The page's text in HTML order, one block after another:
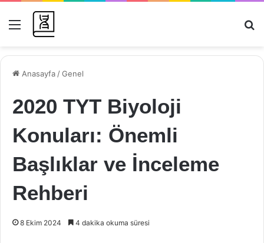
Menü
Anasayfa /Genel
2020 TYT Biyoloji
Konuları: Önemli
Başlıklar ve İnceleme
Rehberi
8 Ekim 2024 4 dakika okuma süresi